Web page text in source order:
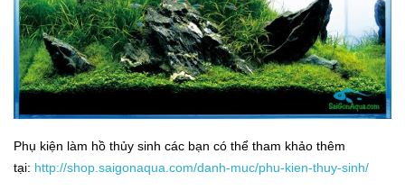
Phụ kiện làm hồ thủy sinh các bạn có thể tham khảo thêm
tại: http://shop.saigonaqua.com/danh-muc/phu-kien-thuy-sinh/